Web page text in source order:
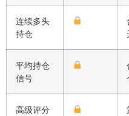
连续多头
持仓
平均持仓
信号
高级评分